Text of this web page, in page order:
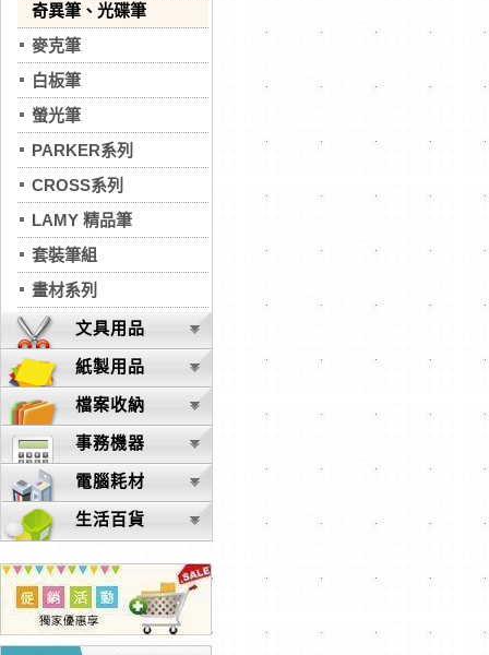
奇異筆、光碟筆
麥克筆
白板筆
螢光筆
PARKER系列
CROSS系列
LAMY 精品筆
套裝筆組
畫材系列
文具用品
紙製用品
檔案收納
事務機器
電腦耗材
生活百貨